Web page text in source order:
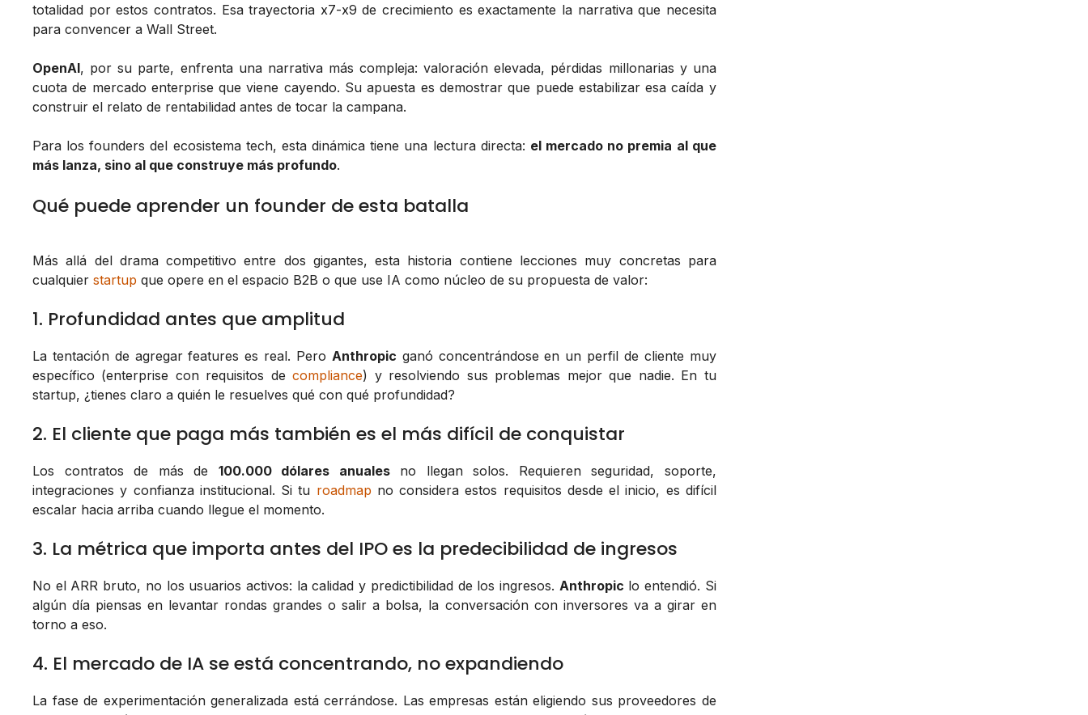
totalidad por estos contratos. Esa trayectoria x7-x9 de crecimiento es exactamente la narrativa que necesita
para convencer a Wall Street.
OpenAI, por su parte, enfrenta una narrativa más compleja: valoración elevada, pérdidas millonarias y una
cuota de mercado enterprise que viene cayendo. Su apuesta es demostrar que puede estabilizar esa caída y
construir el relato de rentabilidad antes de tocar la campana.
Para los founders del ecosistema tech, esta dinámica tiene una lectura directa: el mercado no premia al que
más lanza, sino al que construye más profundo.
Qué puede aprender un founder de esta batalla
Más allá del drama competitivo entre dos gigantes, esta historia contiene lecciones muy concretas para
cualquier startup que opere en el espacio B2B o que use IA como núcleo de su propuesta de valor:
1. Profundidad antes que amplitud
La tentación de agregar features es real. Pero Anthropic ganó concentrándose en un perfil de cliente muy
específico (enterprise con requisitos decompliance) y resolviendo sus problemas mejor que nadie. En tu
startup, ¿tienes claro a quién le resuelves qué con qué profundidad?
2. El cliente que paga más también es el más difícil de conquistar
Los contratos de más de 100.000 dólares anualesno llegan solos. Requieren seguridad, soporte,
integraciones y confianza institucional. Si tu roadmap no considera estos requisitos desde el inicio, es difícil
escalar hacia arriba cuando llegue el momento.
3. La métrica que importa antes del IPO es la predecibilidad de ingresos
No el ARR bruto, no los usuarios activos: la calidad y predictibilidad de los ingresos. Anthropic lo entendió. Si
algún día piensas en levantar rondas grandes o salir a bolsa, la conversación con inversores va a girar en
torno a eso.
4. El mercado de IA se está concentrando, no expandiendo
La fase de experimentación generalizada está cerrándose. Las empresas están eligiendo sus proveedores de